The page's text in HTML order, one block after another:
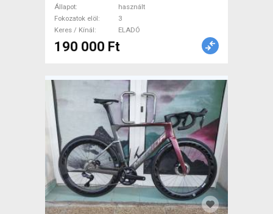
Állapot
használt
Fokozatok elöl
3
Keres / Kínál
ELADÓ
190 000 Ft